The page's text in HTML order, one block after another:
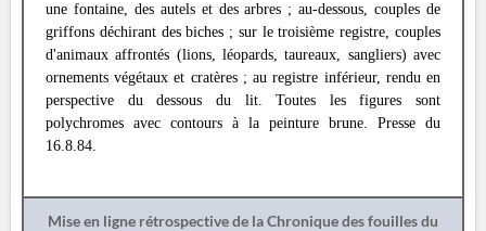
une fontaine, des autels et des arbres ; au-dessous, couples de
griffons déchirant des biches ; sur le troisième registre, couples
d'animaux affrontés (lions, léopards, taureaux, sangliers) avec
ornements végétaux et cratères ; au registre inférieur, rendu en
perspective du dessous du lit. Toutes les figures sont
polychromes avec contours à la peinture brune. Presse du
16.8.84.
Mise en ligne rétrospective de la Chronique des fouilles du